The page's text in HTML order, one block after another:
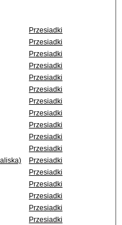
Przesiadki
Przesiadki
Przesiadki
Przesiadki
Przesiadki
Przesiadki
Przesiadki
Przesiadki
Przesiadki
Przesiadki
Przesiadki
Przesiadki
Przesiadki
Przesiadki
Przesiadki
Przesiadki
Przesiadki